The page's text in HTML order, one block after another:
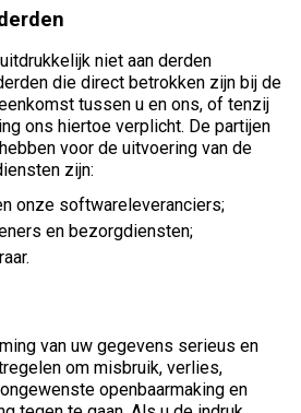
niet aan derden
die direct betrokken zijn bij de
tussen u en ons, of tenzij
ons hiertoe verplicht. De partijen
voor de uitvoering van de
zijn:
onze softwareleveranciers;
en bezorgdiensten;
van uw gegevens serieus en
om misbruik, verlies,
openbaarmaking en